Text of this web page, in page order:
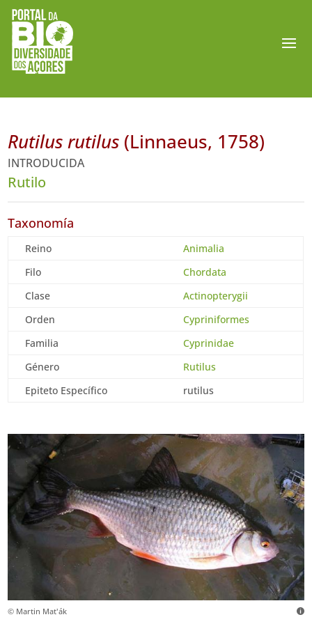
Rutilus rutilus (Linnaeus, 1758)
INTRODUCIDA
Rutilo
Taxonomía
Reino
Animalia
Filo
Chordata
Clase
Actinopterygii
Orden
Cypriniformes
Familia
Cyprinidae
Género
Rutilus
Epiteto Específico
rutilus
© Martin Mat'ák